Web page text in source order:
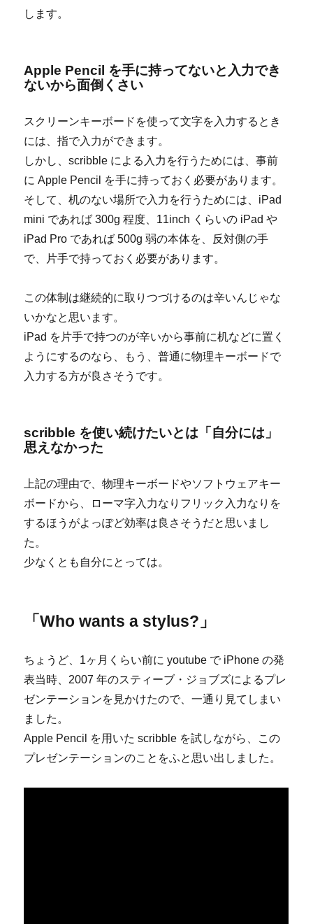
します。
Apple Pencil を手に持ってないと入力でき
ないから面倒くさい
スクリーンキーボードを使って文字を入力するとき
には、指で入力ができます。
しかし、scribble による入力を行うためには、事前
に Apple Pencil を手に持っておく必要があります。
そして、机のない場所で入力を行うためには、iPad
mini であれば 300g 程度、11inch くらいの iPad や
iPad Pro であれば 500g 弱の本体を、反対側の手
で、片手で持っておく必要があります。
この体制は継続的に取りつづけるのは辛いんじゃな
いかなと思います。
iPad を片手で持つのが辛いから事前に机などに置く
ようにするのなら、もう、普通に物理キーボードで
入力する方が良さそうです。
scribble を使い続けたいとは「自分には」
思えなかった
上記の理由で、物理キーボードやソフトウェアキー
ボードから、ローマ字入力なりフリック入力なりを
するほうがよっぽど効率は良さそうだと思いまし
た。
少なくとも自分にとっては。
「Who wants a stylus?」
ちょうど、1ヶ月くらい前に youtube で iPhone の発
表当時、2007 年のスティーブ・ジョブズによるプレ
ゼンテーションを見かけたので、一通り見てしまい
ました。
Apple Pencil を用いた scribble を試しながら、この
プレゼンテーションのことをふと思い出しました。